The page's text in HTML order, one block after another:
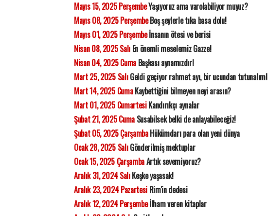
Mayıs 15, 2025 PerşembeYaşıyoruz ama varolabiliyor muyuz?
Mayıs 08, 2025 PerşembeBoş şeylerle tıka basa dolu!
Mayıs 01, 2025 Perşembeİnsanın ötesi ve berisi
Nisan 08, 2025 SalıEn önemli meselemiz Gazze!
Nisan 04, 2025 CumaBaşkası aynamızdır!
Mart 25, 2025 SalıGeldi geçiyor rahmet ayı, bir ucundan tutunalım!
Mart 14, 2025 CumaKaybettiğini bilmeyen neyi arasın?
Mart 01, 2025 CumartesiKandırıkçı aynalar
Şubat 21, 2025 CumaSusabilsek belki de anlayabileceğiz!
Şubat 05, 2025 ÇarşambaHükümdarı para olan yeni dünya
Ocak 28, 2025 SalıGönderilmiş mektuplar
Ocak 15, 2025 ÇarşambaArtık sevemiyoruz?
Aralık 31, 2024 SalıKeşke yaşasak!
Aralık 23, 2024 Pazartesi Rim'in dedesi
Aralık 12, 2024 Perşembeİlham veren kitaplar